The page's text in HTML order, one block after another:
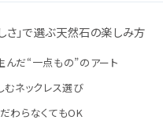
さ」で選ぶ天然石の楽しみ方
だ“一点もの”のアート
むネックレス選び
わらなくてもOK